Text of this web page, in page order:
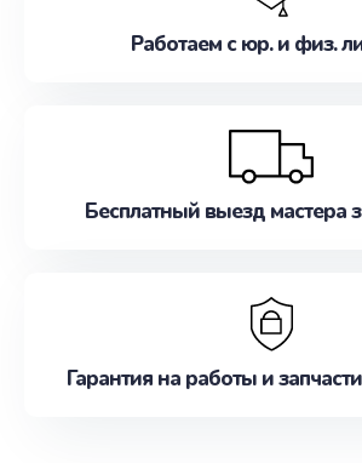
Работаем с юр. и физ.
Бесплатный выезд мастера
Гарантия на работы и